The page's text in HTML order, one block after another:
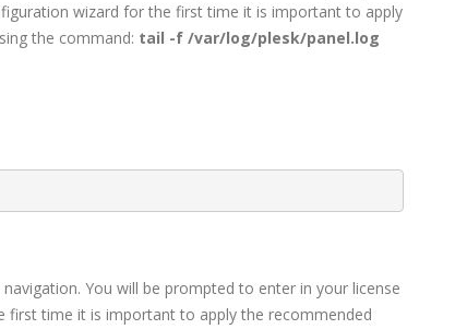
wizard for the first time it is important to apply
the command: tail -f /var/log/plesk/panel.log
You will be prompted to enter in your license
first time it is important to apply the recommended